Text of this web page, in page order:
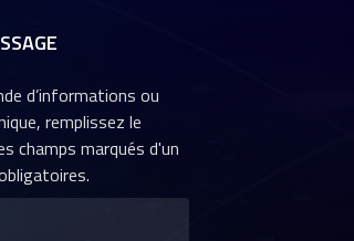
d’informations ou
remplissez le
champs marqués d'un